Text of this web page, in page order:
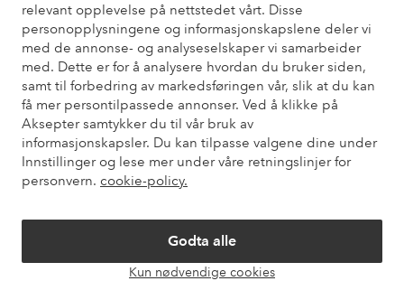
relevant opplevelse på nettstedet vårt. Disse
personopplysningene og informasjonskapslene deler vi
med de annonse- og analyseselskaper vi samarbeider
med. Dette er for å analysere hvordan du bruker siden,
samt til forbedring av markedsføringen vår, slik at du kan
få mer persontilpassede annonser. Ved å klikke på
Aksepter samtykker du til vår bruk av
informasjonskapsler. Du kan tilpasse valgene dine under
Innstillinger og lese mer under våre retningslinjer for
personvern. cookie-policy.
Godta alle
Kun nødvendige cookies
elpy elpy
Norge - Velg land
Facebook Instagram Pinterest Youtube